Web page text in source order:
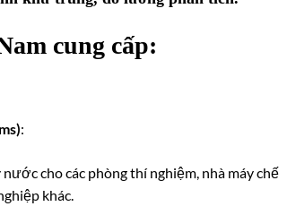
cung cấp:
:
cho các phòng thí nghiệm, nhà máy chế
khác.